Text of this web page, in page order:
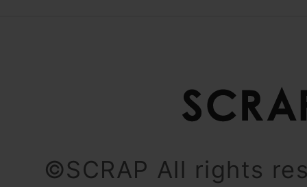
©SCRAP All rights